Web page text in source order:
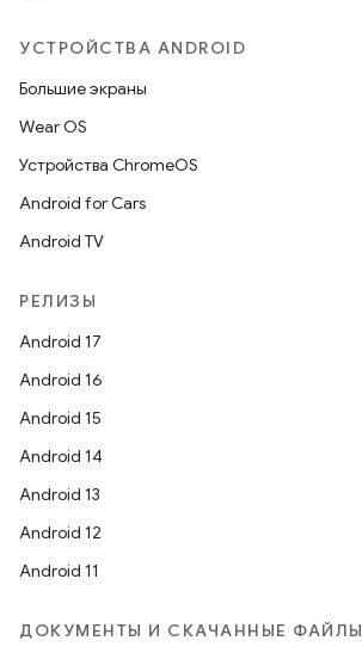
УСТРОЙСТВА ANDROID
Большие экраны
Wear OS
Устройства ChromeOS
Android for Cars
Android TV
РЕЛИЗЫ
Android 17
Android 16
Android 15
Android 14
Android 13
Android 12
Android 11
ДОКУМЕНТЫ И СКАЧАННЫЕ ФАЙЛЫ